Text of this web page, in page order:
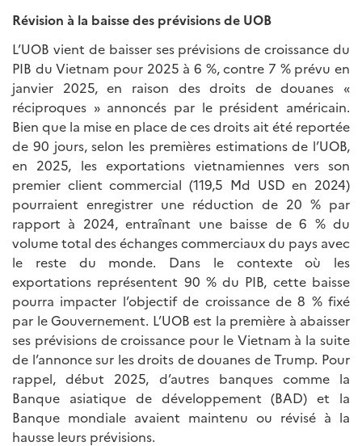
Révision à la baisse des prévisions de UOB
L’UOB vient de baisser ses prévisions de croissance du
PIB du Vietnam pour 2025 à 6 %, contre 7 % prévu en
janvier 2025, en raison des droits de douanes «
réciproques » annoncés par le président américain.
Bien que la mise en place de ces droits ait été reportée
de 90 jours, selon les premières estimations de l’UOB,
en 2025, les exportations vietnamiennes vers son
premier client commercial (119,5 Md USD en 2024)
pourraient enregistrer une réduction de 20 % par
rapport à 2024, entraînant une baisse de 6 % du
volume total des échanges commerciaux du pays avec
le reste du monde. Dans le contexte où les
exportations représentent 90 % du PIB, cette baisse
pourra impacter l’objectif de croissance de 8 % fixé
par le Gouvernement. L’UOB est la première à abaisser
ses prévisions de croissance pour le Vietnam à la suite
de l’annonce sur les droits de douanes de Trump. Pour
rappel, début 2025, d’autres banques comme la
Banque asiatique de développement (BAD) et la
Banque mondiale avaient maintenu ou révisé à la
hausse leurs prévisions.